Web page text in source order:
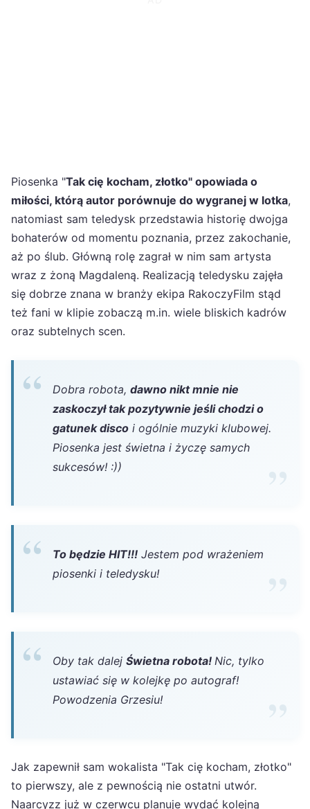
Piosenka "Tak cię kocham, złotko" opowiada o
miłości, którą autor porównuje do wygranej w lotka,
natomiast sam teledysk przedstawia historię dwojga
bohaterów od momentu poznania, przez zakochanie,
aż po ślub. Główną rolę zagrał w nim sam artysta
wraz z żoną Magdaleną. Realizacją teledysku zajęła
się dobrze znana w branży ekipa RakoczyFilm stąd
też fani w klipie zobaczą m.in. wiele bliskich kadrów
oraz subtelnych scen.
Dobra robota, dawno nikt mnie nie
zaskoczył tak pozytywnie jeśli chodzi o
gatunek disco i ogólnie muzyki klubowej.
Piosenka jest świetna i życzę samych
sukcesów! :))
To będzie HIT!!! Jestem pod wrażeniem
piosenki i teledysku!
Oby tak dalej Świetna robota! Nic, tylko
ustawiać się w kolejkę po autograf!
Powodzenia Grzesiu!
Jak zapewnił sam wokalista "Tak cię kocham, złotko"
to pierwszy, ale z pewnością nie ostatni utwór.
Naarcyzz już w czerwcu planuje wydać kolejną